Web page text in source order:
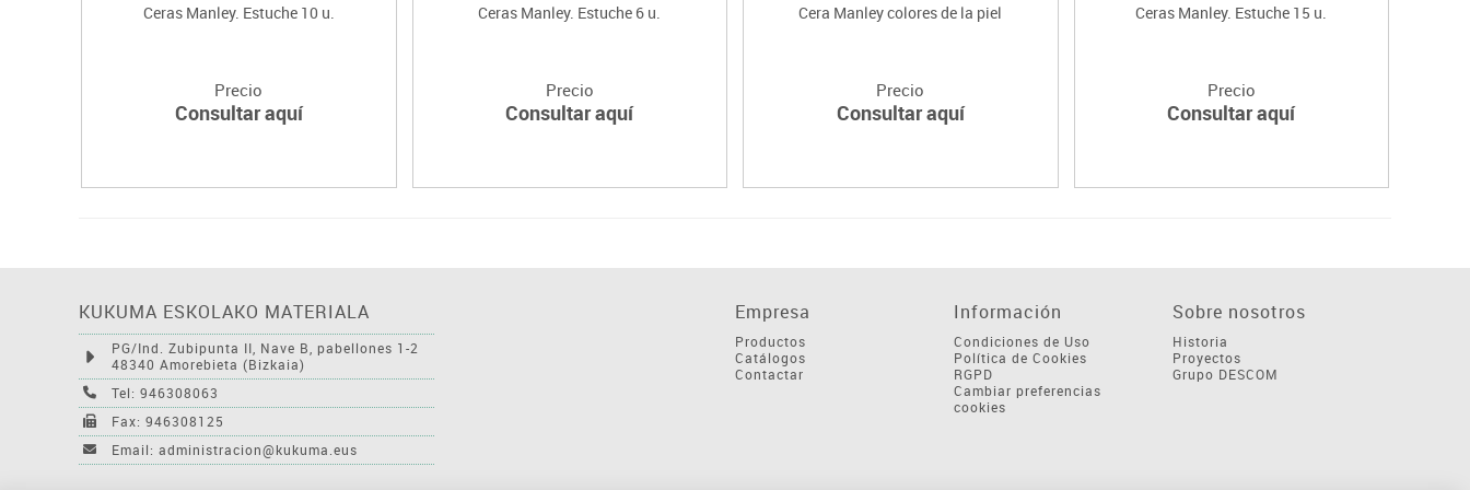
Ceras Manley. Estuche 10 u.
Precio
Consultar aquí
Ceras Manley. Estuche 6 u.
Precio
Consultar aquí
Cera Manley colores de la piel
Precio
Consultar aquí
Ceras Manley. Estuche 15 u.
Precio
Consultar aquí
KUKUMA ESKOLAKO MATERIALA
PG/Ind. Zubipunta II, Nave B, pabellones 1-2
48340 Amorebieta (Bizkaia)
Tel: 946308063
Fax: 946308125
Email: administracion@kukuma.eus
Empresa
Productos
Catálogos
Contactar
Información
Condiciones de Uso
Política de Cookies
RGPD
Cambiar preferencias
cookies
Sobre nosotros
Historia
Proyectos
Grupo DESCOM